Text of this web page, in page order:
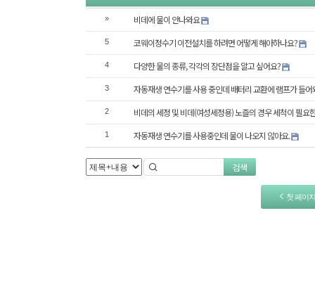
» 비데에 물이 안나와요
5 코웨이정수기 이전설치를 하려면 어떻게 해아하나요?
4 다양한 물의 종류, 각각의 장단점을 알고 싶어요?
3 자동재생 연수기를 사용 중인데 배터리 교환에 램프가 들어
2 비데의 세정 및 비데(여성세정용) 노즐의 경우 세척이 필요
1 자동재생 연수기를 사용중인데 물이 나오지 않아요.
검색
첫 페이지